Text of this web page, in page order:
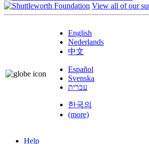
View all of our
English
Nederlands
中文
Español
Svenska
עברית
한국의
(more)
Help